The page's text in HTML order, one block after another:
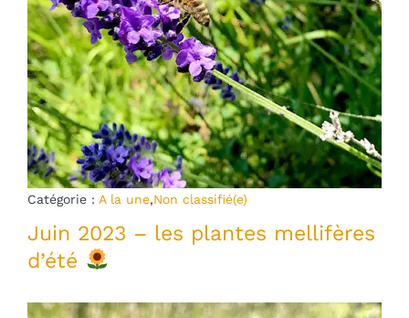
Catégorie : A la une,Non classifié(e)
Juin 2023 – les plantes mellifères
d’été